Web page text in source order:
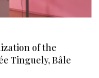
of the
Tinguely, Bâle